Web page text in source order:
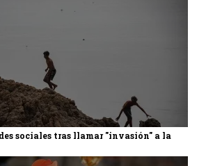
sociales tras llamar "invasión" a la